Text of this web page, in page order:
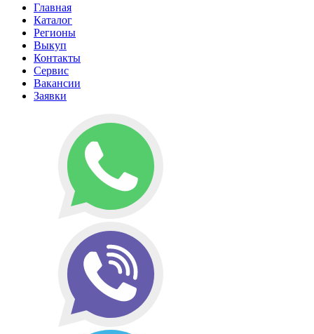
Главная
Каталог
Регионы
Выкуп
Контакты
Сервис
Вакансии
Заявки